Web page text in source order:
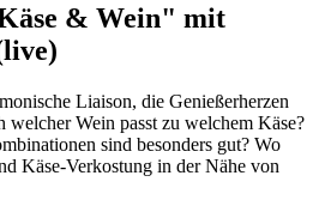
& Wein" mit
Liaison, die Genießerherzen
welcher Wein passt zu welchem Käse?
sind besonders gut? Wo
Käse-Verkostung in der Nähe von